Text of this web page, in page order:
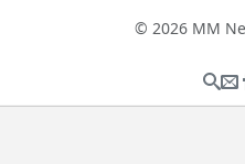
© 2026 MM